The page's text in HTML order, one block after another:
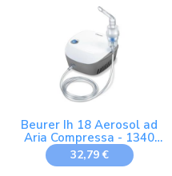
respiratorie, adatto per
adulti e bambini, facile da
pulire
Beurer Ih 18 Aerosol ad
Aria Compressa - 1340
Gr
32,79 €